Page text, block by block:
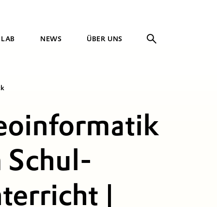
NEWS ÜBER UNS
Schul­
|